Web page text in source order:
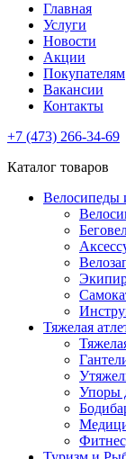
Главная
Услуги
Новости
Акции
Покупателям
Вакансии
Контакты
+7 (473) 266-34-69
Каталог товаров
Велосипеды
Тяжелая
Упоры